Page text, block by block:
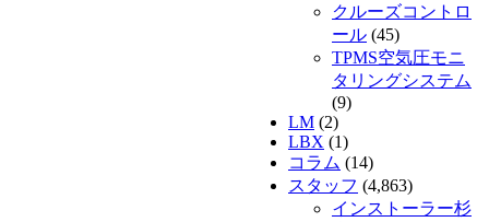
クルーズコントロ
ール (45)
TPMS空気圧モニ
タリングシステム
(9)
LM (2)
LBX (1)
コラム (14)
スタッフ (4,863)
インストーラー杉